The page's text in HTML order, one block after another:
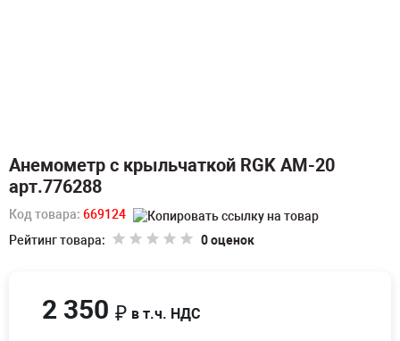
Анемометр с крыльчаткой RGK AM-20
арт.776288
Код товара: 669124
Рейтинг товара:
0 оценок
2 350 ₽ в т.ч. НДС